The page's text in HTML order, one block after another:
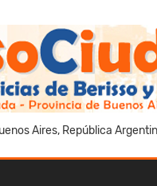
Aires, República